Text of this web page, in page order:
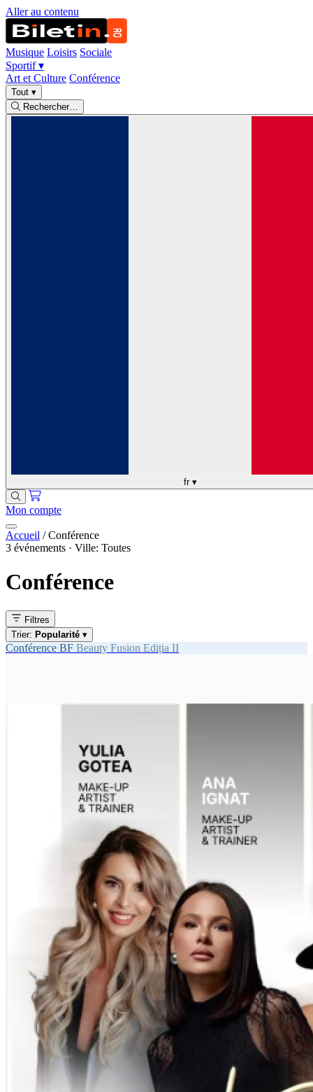
Aller au contenu
Musique Loisirs Sociale
Sportif▾
Art et Culture Conférence
Tout ▾
Rechercher…
fr ▾
Mon compte
Accueil / Conférence
3 événements · Ville: Toutes
Conférence
Filtres
Trier: Popularité ▾
Conférence BF Beauty Fusion Ediția II